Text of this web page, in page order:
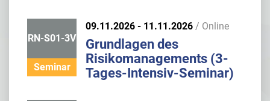
RN-S01-3V
Seminar
09.11.2026 - 11.11.2026 / Online
Grundlagen des
Risikomanagements (3-
Tages-Intensiv-Seminar)